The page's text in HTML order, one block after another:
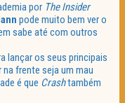
por The Insider
pode muito bem ver o
sabe até com outros
lançar os seus principais
frente seja um mau
é que Crashtambém